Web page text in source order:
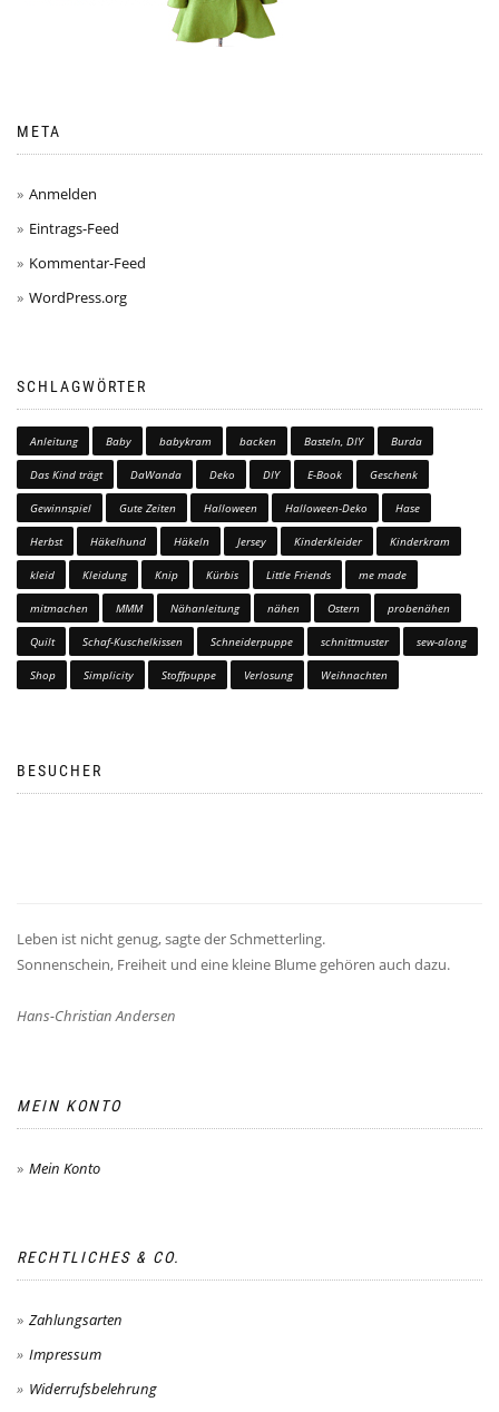
META
Anmelden
Eintrags-Feed
Kommentar-Feed
WordPress.org
SCHLAGWÖRTER
Anleitung Baby babykram backen Basteln, DIY Burda
Das Kind trägt DaWanda Deko DIY E-Book Geschenk
Gewinnspiel Gute Zeiten Halloween Halloween-Deko Hase
Herbst Häkelhund Häkeln Jersey Kinderkleider Kinderkram
kleid Kleidung Knip Kürbis Little Friends me made
mitmachen MMM Nähanleitung nähen Ostern probenähen
Quilt Schaf-Kuschelkissen Schneiderpuppe schnittmuster sew-along
Shop Simplicity Stoffpuppe Verlosung Weihnachten
BESUCHER
Leben ist nicht genug, sagte der Schmetterling.
Sonnenschein, Freiheit und eine kleine Blume gehören auch dazu.
Hans-Christian Andersen
MEIN KONTO
Mein Konto
RECHTLICHES & CO.
Zahlungsarten
Impressum
Widerrufsbelehrung